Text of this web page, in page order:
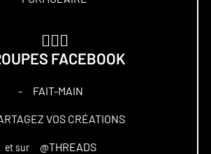
FACEBOOK
– FAIT-MAIN
VOS CRÉATIONS
et sur @THREADS